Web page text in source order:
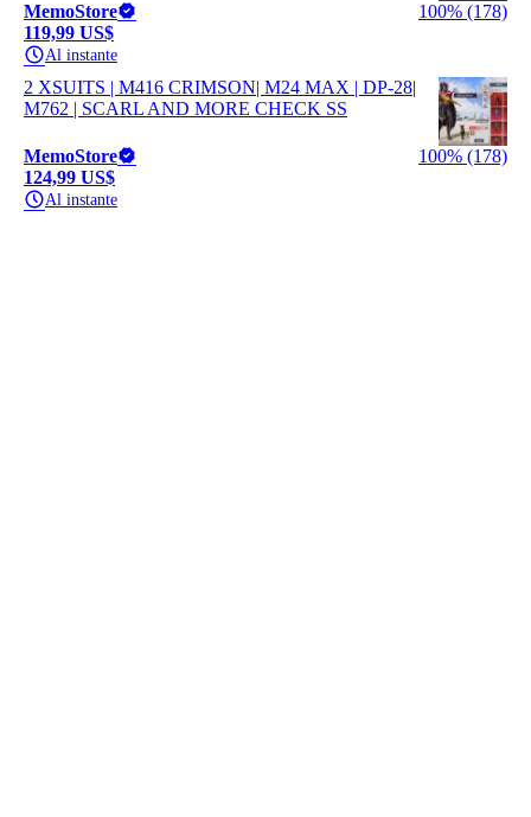
MemoStore
100% (178)
119,99 US$
Al instante
2 XSUITS | M416 CRIMSON| M24 MAX | DP-28|
M762 | SCARL AND MORE CHECK SS
MemoStore
100% (178)
124,99 US$
Al instante